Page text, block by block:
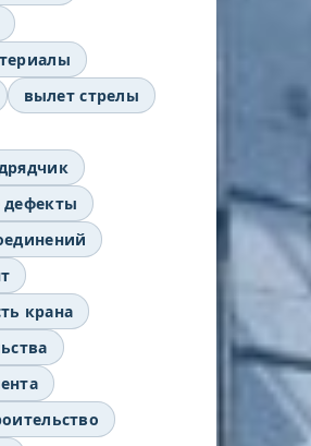
вылет стрелы
дефекты
крана